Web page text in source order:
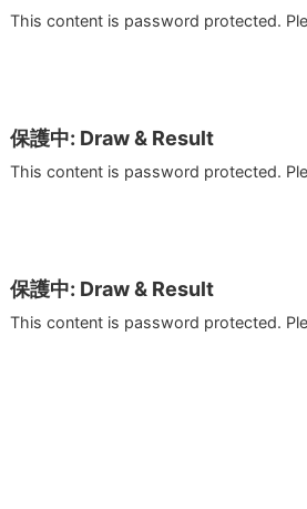
This content is password protected.
保護中: Draw & Result
This content is password protected.
保護中: Draw & Result
This content is password protected.